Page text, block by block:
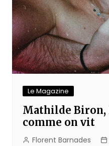
Le Magazine
Mathilde Biron,
comme on vit
Florent Barnades